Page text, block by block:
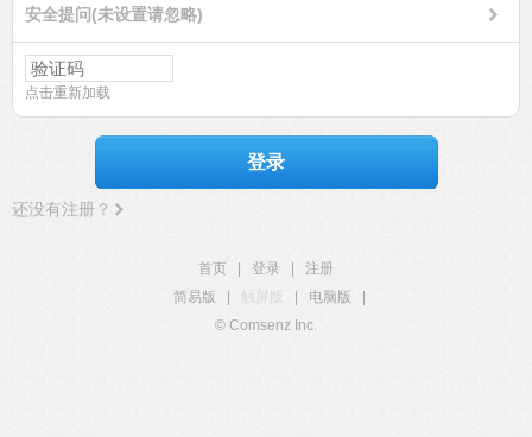
安全提问(未设置请忽略)
点击重新加载
登录
还没有注册？
首页 登录
注册
简易版
触屏版 电脑版
© Comsenz Inc.